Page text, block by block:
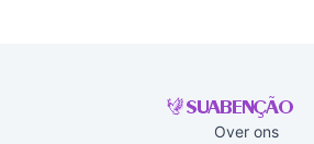
Over ons